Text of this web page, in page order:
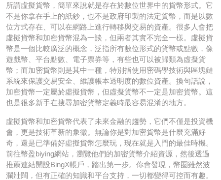
所謂虛擬貨幣，簡單來說就是存在於數位世界中的貨幣形式。它
不是你拿在手上的紙鈔，也不是政府印製的法定貨幣，而是以數
位方式存在、可以在網路上進行轉移與交易的資產。很多人會把
虛擬貨幣和加密貨幣混為一談，但兩者其實不完全一樣。虛擬貨
幣是一個比較廣泛的概念，泛指所有數位形式的貨幣或點數，像
遊戲幣、平台點數、電子票券等，有些也可以被歸類為虛擬貨
幣；而加密貨幣則是其中一種，特別指使用密碼學技術與區塊鏈
系統來保護交易安全、維護帳本透明度的數位資產。換句話說，
加密貨幣一定屬於虛擬貨幣，但虛擬貨幣不一定是加密貨幣。這
也是很多新手在搜尋加密貨幣定義時最容易混淆的地方。
虛擬貨幣和加密貨幣代表了未來金融的趨勢，它們不僅是投資機
會，更是技術革新的象徵。無論你是對加密貨幣是什麼充滿好
奇，還是已準備好虛擬貨幣怎麼玩，現在就是入門的最佳時機。
前往幣盈biying網站，瀏覽他們的加密貨幣介紹資源，然後透過
推薦連結開設BingX帳戶，踏出第一步。你會發現，幣圈雖然波
瀾壯闊，但有正確的知識和平台支持，一切都變得可控而有趣。